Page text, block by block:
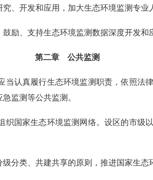
开发和应用，加大生态环境监测专业
励、支持生态环境监测数据深度开发和
第二章 公共监测
当认真履行生态环境监测职责，依照法
监测等公共监测。
国家生态环境监测网络。设区的市级
分类、共建共享的原则，推进国家生态